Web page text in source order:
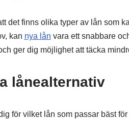
det finns olika typer av lån som
kan nya lån vara ett snabbare
ger dig möjlighet att täcka
lånealternativ
för vilket lån som passar bäst